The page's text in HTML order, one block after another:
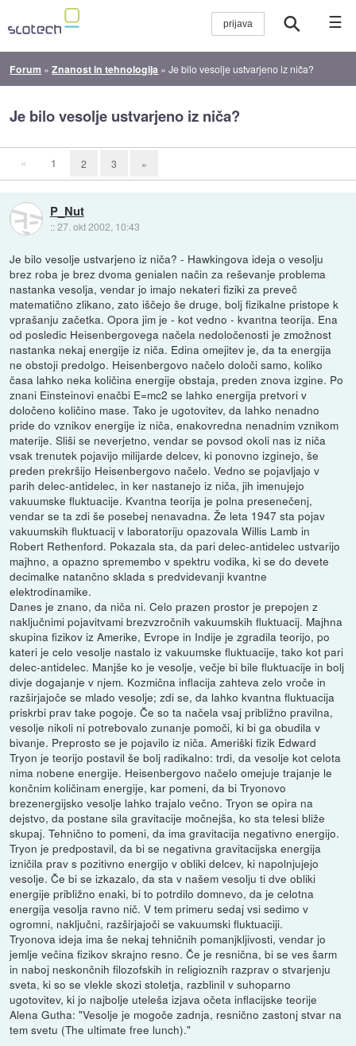
☰
Forum »Znanost in tehnologija »Je bilo vesolje ustvarjeno iz niča?
Je bilo vesolje ustvarjeno iz niča?
« 1 2 3 »
P_Nut
::27. okt 2002, 10:43
Je bilo vesolje ustvarjeno iz niča? - Hawkingova ideja o vesolju
brez roba je brez dvoma genialen način za reševanje problema
nastanka vesolja, vendar jo imajo nekateri fiziki za preveč
matematično zlikano, zato iščejo še druge, bolj fizikalne pristope k
vprašanju začetka. Opora jim je - kot vedno - kvantna teorija. Ena
od posledic Heisenbergovega načela nedoločenosti je zmožnost
nastanka nekaj energije iz niča. Edina omejitev je, da ta energija
ne obstoji predolgo. Heisenbergovo načelo določi samo, koliko
časa lahko neka količina energije obstaja, preden znova izgine. Po
znani Einsteinovi enačbi E=mc2 se lahko energija pretvori v
določeno količino mase. Tako je ugotovitev, da lahko nenadno
pride do vznikov energije iz niča, enakovredna nenadnim vznikom
materije. Sliši se neverjetno, vendar se povsod okoli nas iz niča
vsak trenutek pojavijo milijarde delcev, ki ponovno izginejo, še
preden prekršijo Heisenbergovo načelo. Vedno se pojavljajo v
parih delec-antidelec, in ker nastanejo iz niča, jih imenujejo
vakuumske fluktuacije. Kvantna teorija je polna presenečenj,
vendar se ta zdi še posebej nenavadna. Že leta 1947 sta pojav
vakuumskih fluktuacij v laboratoriju opazovala Willis Lamb in
Robert Rethenford. Pokazala sta, da pari delec-antidelec ustvarijo
majhno, a opazno spremembo v spektru vodika, ki se do devete
decimalke natančno sklada s predvidevanji kvantne
elektrodinamike.
Danes je znano, da niča ni. Celo prazen prostor je prepojen z
naključnimi pojavitvami brezvzročnih vakuumskih fluktuacij. Majhna
skupina fizikov iz Amerike, Evrope in Indije je zgradila teorijo, po
kateri je celo vesolje nastalo iz vakuumske fluktuacije, tako kot pari
delec-antidelec. Manjše ko je vesolje, večje bi bile fluktuacije in bolj
divje dogajanje v njem. Kozmična inflacija zahteva zelo vroče in
razširjajoče se mlado vesolje; zdi se, da lahko kvantna fluktuacija
priskrbi prav take pogoje. Če so ta načela vsaj približno pravilna,
vesolje nikoli ni potrebovalo zunanje pomoči, ki bi ga obudila v
bivanje. Preprosto se je pojavilo iz niča. Ameriški fizik Edward
Tryon je teorijo postavil še bolj radikalno: trdi, da vesolje kot celota
nima nobene energije. Heisenbergovo načelo omejuje trajanje le
končnim količinam energije, kar pomeni, da bi Tryonovo
brezenergijsko vesolje lahko trajalo večno. Tryon se opira na
dejstvo, da postane sila gravitacije močnejša, ko sta telesi bliže
skupaj. Tehnično to pomeni, da ima gravitacija negativno energijo.
Tryon je predpostavil, da bi se negativna gravitacijska energija
izničila prav s pozitivno energijo v obliki delcev, ki napolnjujejo
vesolje. Če bi se izkazalo, da sta v našem vesolju ti dve obliki
energije približno enaki, bi to potrdilo domnevo, da je celotna
energija vesolja ravno nič. V tem primeru sedaj vsi sedimo v
ogromni, naključni, razširjajoči se vakuumski fluktuaciji.
Tryonova ideja ima še nekaj tehničnih pomanjkljivosti, vendar jo
jemlje večina fizikov skrajno resno. Če je resnična, bi se ves šarm
in naboj neskončnih filozofskih in religioznih razprav o stvarjenju
sveta, ki so se vlekle skozi stoletja, razblinil v suhoparno
ugotovitev, ki jo najbolje uteleša izjava očeta inflacijske teorije
Alena Gutha: "Vesolje je mogoče zadnja, resnično zastonj stvar na
tem svetu (The ultimate free lunch)."